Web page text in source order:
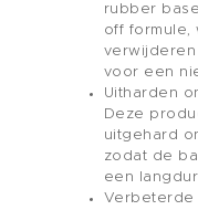
rubber
off formule,
voor een
Uitharden
Deze
uitgehard
zodat de
een
Verbeterde